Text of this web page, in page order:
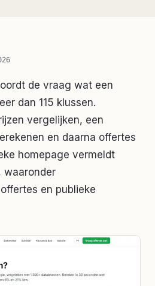
de vraag wat een
dan 115 klussen.
vergelijken, een
en daarna offertes
homepage vermeldt
waaronder
en publieke